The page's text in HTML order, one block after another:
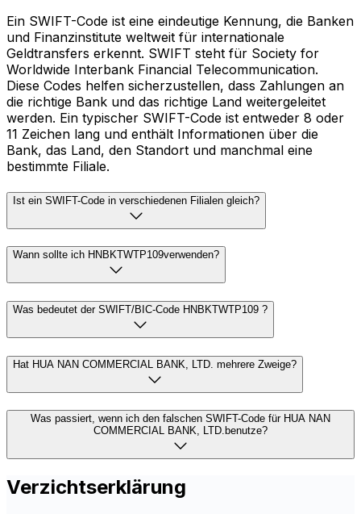
Ein SWIFT-Code ist eine eindeutige Kennung, die Banken
und Finanzinstitute weltweit für internationale
Geldtransfers erkennt. SWIFT steht für Society for
Worldwide Interbank Financial Telecommunication.
Diese Codes helfen sicherzustellen, dass Zahlungen an
die richtige Bank und das richtige Land weitergeleitet
werden. Ein typischer SWIFT-Code ist entweder 8 oder
11 Zeichen lang und enthält Informationen über die
Bank, das Land, den Standort und manchmal eine
bestimmte Filiale.
Ist ein SWIFT-Code in verschiedenen Filialen gleich?
Wann sollte ich HNBKTWTP109verwenden?
Was bedeutet der SWIFT/BIC-Code HNBKTWTP109 ?
Hat HUA NAN COMMERCIAL BANK, LTD. mehrere Zweige?
Was passiert, wenn ich den falschen SWIFT-Code für HUA NAN
COMMERCIAL BANK, LTD.benutze?
Verzichtserklärung